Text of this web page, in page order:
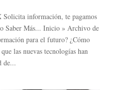
información, te pagamos
Saber Más... Inicio » Archivo de
para el futuro? ¿Cómo
las nuevas tecnologías han
de...